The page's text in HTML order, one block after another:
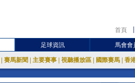
首頁
足球資訊 馬會會
賽馬新聞 主要賽事 視聽播放區 國際賽馬 香